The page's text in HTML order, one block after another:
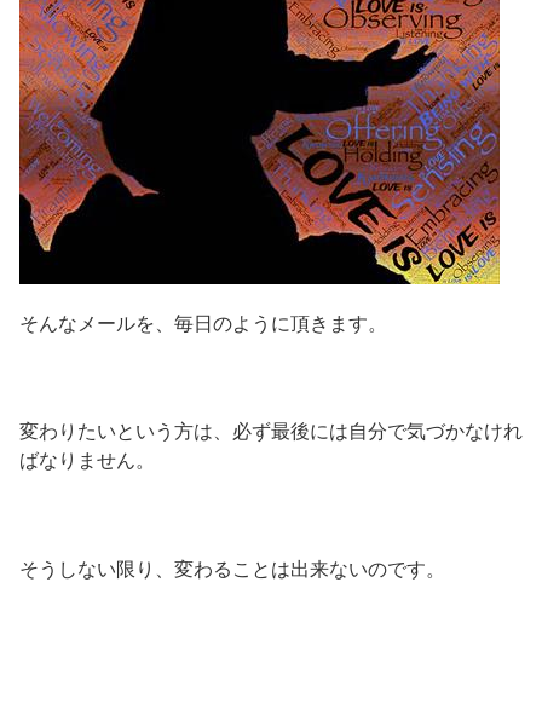
そんなメールを、毎日のように頂きます。
変わりたいという方は、必ず最後には自分で気づかなけれ
ばなりません。
そうしない限り、変わることは出来ないのです。